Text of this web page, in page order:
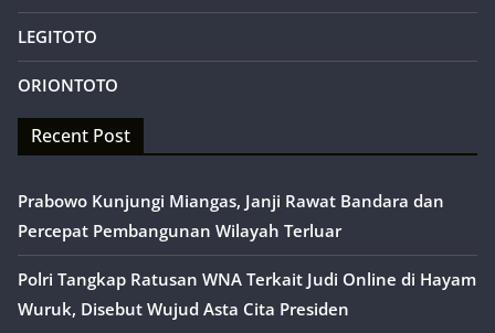
LEGITOTO
ORIONTOTO
Recent Post
Prabowo Kunjungi Miangas, Janji Rawat Bandara dan
Percepat Pembangunan Wilayah Terluar
Polri Tangkap Ratusan WNA Terkait Judi Online di Hayam
Wuruk, Disebut Wujud Asta Cita Presiden